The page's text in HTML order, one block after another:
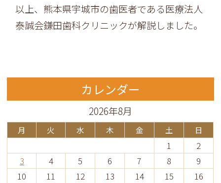
以上、 熊本県宇城市の歯医者である医療法人
泰誠会鎌田歯科クリニックが解説しました。
カレンダー
2026年8月
月 火 水 木 金 土 日
1
2
3
4 5 6 7 8
9
10
11 12 13 14 15
16